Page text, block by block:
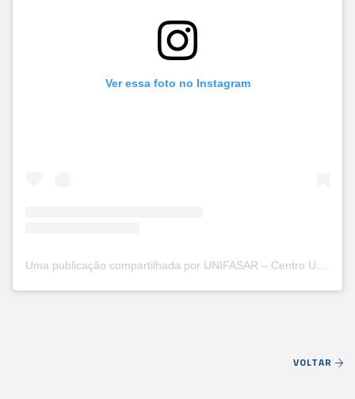
Ver essa foto no Instagram
Uma publicação compartilhada por UNIFASAR – Centro Universitário Santa Rita (@unifasar)
VOLTAR